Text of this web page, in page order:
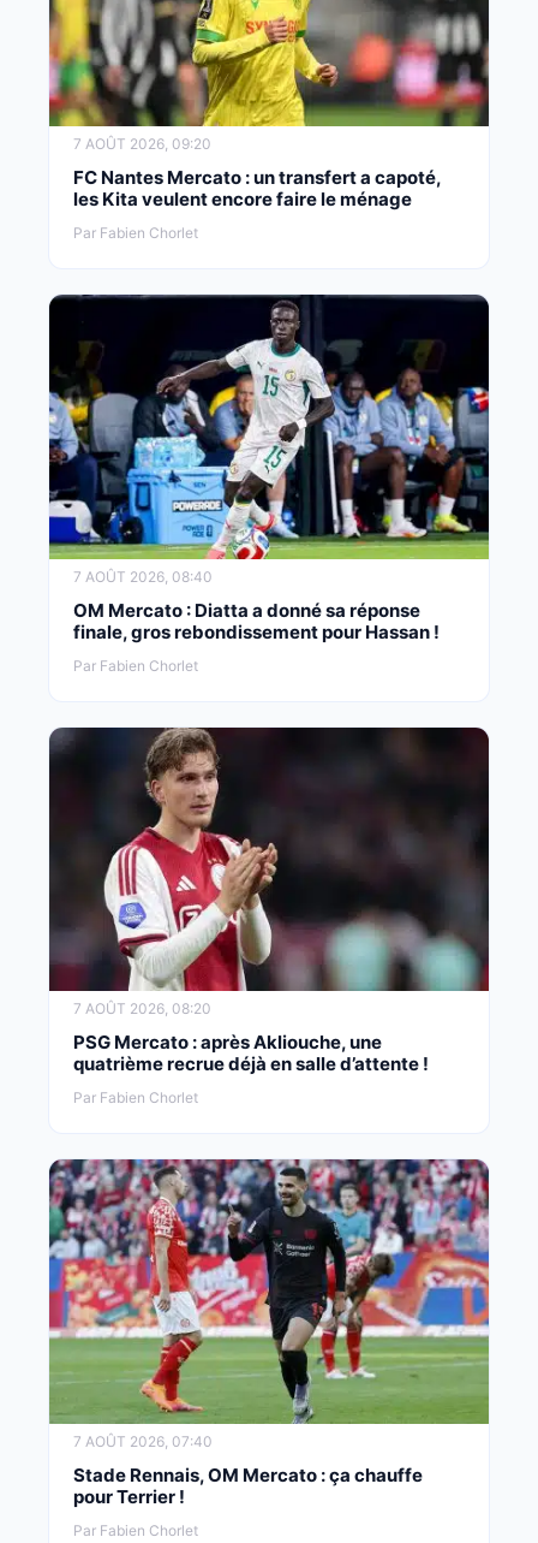
7 AOÛT 2026, 09:20
FC Nantes Mercato : un transfert a capoté,
les Kita veulent encore faire le ménage
Par Fabien Chorlet
7 AOÛT 2026, 08:40
OM Mercato : Diatta a donné sa réponse
finale, gros rebondissement pour Hassan !
Par Fabien Chorlet
7 AOÛT 2026, 08:20
PSG Mercato : après Akliouche, une
quatrième recrue déjà en salle d’attente !
Par Fabien Chorlet
7 AOÛT 2026, 07:40
Stade Rennais, OM Mercato : ça chauffe
pour Terrier !
Par Fabien Chorlet